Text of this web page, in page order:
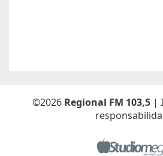
©2026 Regional FM 103,5 |